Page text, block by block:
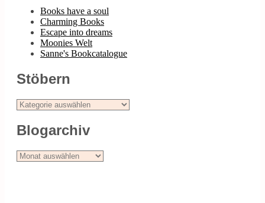
Books have a soul
Charming Books
Escape into dreams
Moonies Welt
Sanne's Bookcatalogue
Stöbern
Stöbern
Blogarchiv
Blogarchiv